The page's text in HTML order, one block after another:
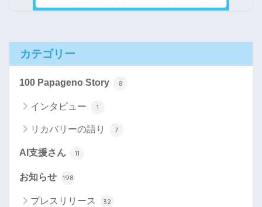
カテゴリー
100 Papageno Story 8
インタビュー 1
リカバリーの語り 7
AI支援さん 11
お知らせ 198
プレスリリース 32